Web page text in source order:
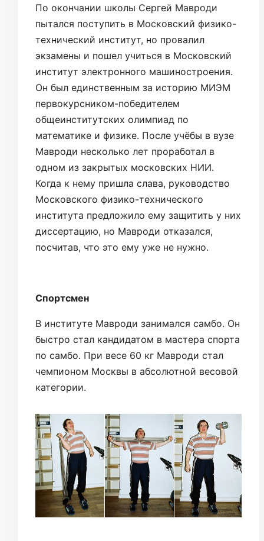
По окончании школы Сергей Мавроди
пытался поступить в Московский физико-
технический институт, но провалил
экзамены и пошел учиться в Московский
институт электронного машиностроения.
Он был единственным за историю МИЭМ
первокурсником-победителем
общеинститутских олимпиад по
математике и физике. После учёбы в вузе
Мавроди несколько лет проработал в
одном из закрытых московских НИИ.
Когда к нему пришла слава, руководство
Московского физико-технического
института предложило ему защитить у них
диссертацию, но Мавроди отказался,
посчитав, что это ему уже не нужно.
Спортсмен
В институте Мавроди занимался самбо. Он
быстро стал кандидатом в мастера спорта
по самбо. При весе 60 кг Мавроди стал
чемпионом Москвы в абсолютной весовой
категории.